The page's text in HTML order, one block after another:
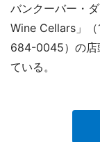
バンクーバー・
Wine Cellars」
684-0045）の店
ている。